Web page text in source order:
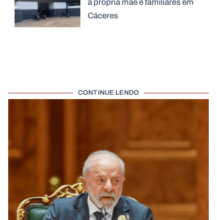
a própria mãe e familiares em
Cáceres
CONTINUE LENDO